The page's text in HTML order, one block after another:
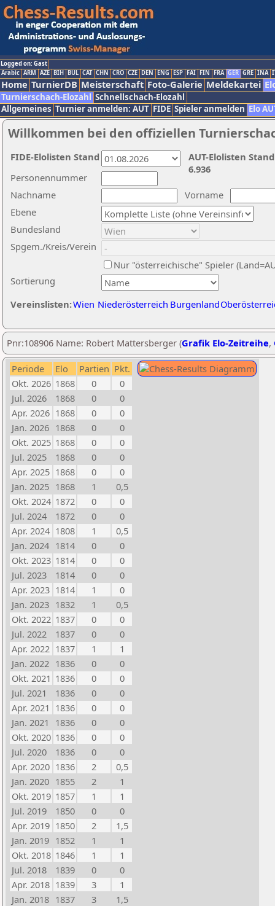
Logged on: Gast
Arabic ARM AZE BIH BUL CAT CHN CRO CZE DEN ENG ESP FAI FIN FRA GER GRE INA
Home TurnierDB Meisterschaft Foto-Galerie Meldekartei
Turnierschach-Elozahl Schnellschach-Elozahl
Allgemeines Turnier anmelden: AUT FIDE Spieler anmelden Elo
Willkommen bei den offiziellen
Nachname
Vorname
Ebene
Sortierung
Personennummer
Bundesland
Spgem./Kreis/Verein
Nur "österreichische" Spieler
Vereinslisten:Wien Niederösterreich Burgenland
AUT-Elolisten
6.936
FIDE-Elolisten Stand
Pnr:108906 Name: Robert Mattersberger (Grafik Elo-Zeitreihe,
Periode Elo Partien Pkt.
Okt. 2026 1868 0
0
Jul. 2026
1868 0
0
Apr. 2026 1868 0
0
Jan. 2026 1868 0
0
Okt. 2025 1868 0
0
Jul. 2025
1868 0
0
Apr. 2025 1868 0
0
Jan. 2025 1868 1
0,5
Okt. 2024 1872 0
0
Jul. 2024
1872 0
0
Apr. 2024 1808 1
0,5
Jan. 2024 1814 0
0
Okt. 2023 1814 0
0
Jul. 2023
1814 0
0
Apr. 2023 1814 1
0
Jan. 2023 1832 1
0,5
Okt. 2022 1837 0
0
Jul. 2022
1837 0
0
Apr. 2022 1837 1
1
Jan. 2022 1836 0
0
Okt. 2021 1836 0
0
Jul. 2021
1836 0
0
Apr. 2021 1836 0
0
Jan. 2021
1836 0
0
Okt. 2020 1836 0
0
Jul. 2020
1836 0
0
Apr. 2020 1836 2
0,5
Jan. 2020 1855 2
1
Okt. 2019 1857 1
1
Jul. 2019
1850 0
0
Apr. 2019 1850 2
1,5
Jan. 2019 1852 1
1
Okt. 2018 1846 1
1
Jul. 2018
1839 0
0
Apr. 2018 1839 3
1
Jan. 2018 1837 3
1,5